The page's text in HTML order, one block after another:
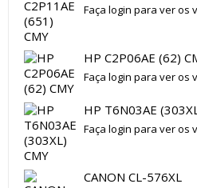
Faça login para ver os
HP C2P06AE (62)
Faça login para ver os
HP T6N03AE
Faça login para ver os
CANON CL-576XL